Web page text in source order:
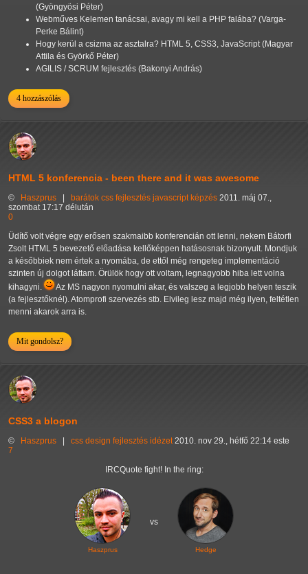
(Gyöngyösi Péter)
Webműves Kelemen tanácsai, avagy mi kell a PHP falába? (Varga-
Perke Bálint)
Hogy kerül a csizma az asztalra? HTML 5, CSS3, JavaScript (Magyar
Attila és Györkő Péter)
AGILIS / SCRUM fejlesztés (Bakonyi András)
4 hozzászólás
HTML 5 konferencia - been there and it was awesome
© Haszprus | barátok css fejlesztés javascript képzés 2011. máj 07.,
szombat 17:17 délután
0
Üdítő volt végre egy erősen szakmaibb konferencián ott lenni, nekem Bátorfi
Zsolt HTML 5 bevezető előadása kellőképpen hatásosnak bizonyult. Mondjuk
a későbbiek nem értek a nyomába, de ettől még rengeteg implementáció
szinten új dolgot láttam. Örülök hogy ott voltam, legnagyobb hiba lett volna
kihagyni.
Az MS nagyon nyomulni akar, és valszeg a legjobb helyen teszik
(a fejlesztőknél). Atomprofi szervezés stb. Elvileg lesz majd még ilyen, feltétlen
menni akarok arra is.
Mit gondolsz?
CSS3 a blogon
© Haszprus | css design fejlesztés idézet 2010. nov 29., hétfő 22:14 este
7
IRCQuote fight! In the ring:
Haszprus
vs
Hedge